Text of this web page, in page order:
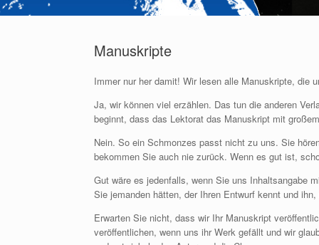
Manuskripte
Immer nur her damit! Wir lesen alle Manuskripte, die
Ja, wir können viel erzählen. Das tun die anderen
beginnt, dass das Lektorat das Manuskript mit
Nein. So ein Schmonzes passt nicht zu uns. Sie
bekommen Sie auch nie zurück. Wenn es gut ist,
Gut wäre es jedenfalls, wenn Sie uns Inhaltsangabe
Sie jemanden hätten, der Ihren Entwurf kennt und
Erwarten Sie nicht, dass wir Ihr Manuskript
veröffentlichen, wenn uns ihr Werk gefällt und wir